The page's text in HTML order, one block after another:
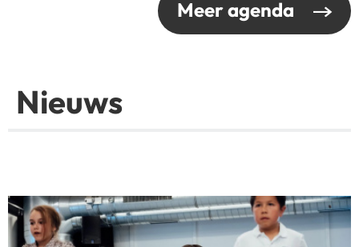
Meer agenda
Nieuws